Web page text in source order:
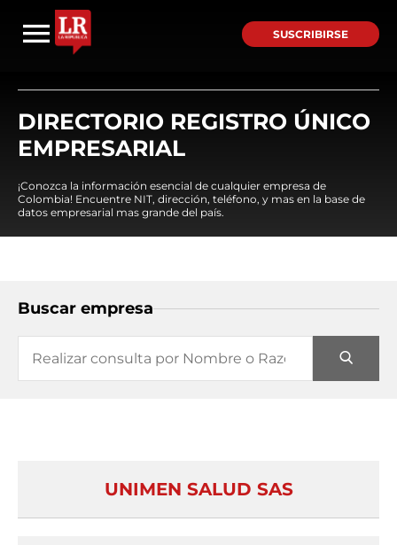
SUSCRIBIRSE
DIRECTORIO REGISTRO ÚNICO
EMPRESARIAL
¡Conozca la información esencial de cualquier empresa de
Colombia! Encuentre NIT, dirección, teléfono, y mas en la base de
datos empresarial mas grande del país.
Buscar empresa
UNIMEN SALUD SAS